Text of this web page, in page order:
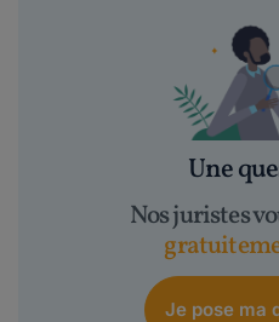
Une
Nos juristes
Je pose ma